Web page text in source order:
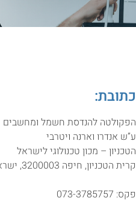
כתובת:
הפקולטה להנדסת חשמל ומחשבים
ע”ש אנדרו וארנה ויטרבי
הטכניון – מכון טכנולוגי לישראל
קרית הטכניון, חיפה 3200003, ישראל.
פקס: 073-3785757